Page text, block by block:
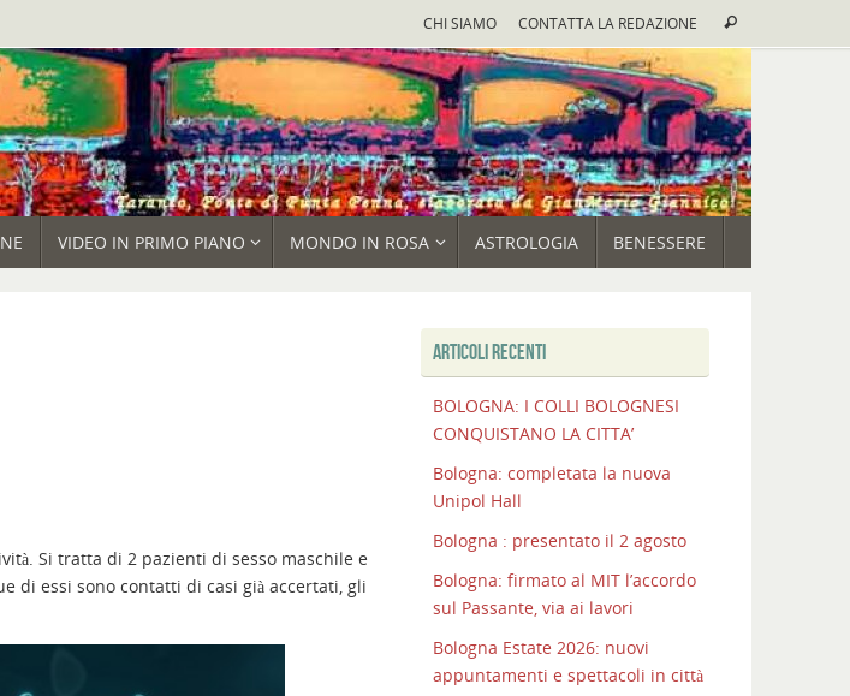
CHI SIAMO CONTATTA LA REDAZIONE Cerca
VIDEO IN PRIMO PIANO MONDO IN ROSA ASTROLOGIA BENESSERE
Si tratta di 2 pazienti di sesso maschile e
di essi sono contatti di casi già accertati, gli
ARTICOLI RECENTI
BOLOGNA: I COLLI BOLOGNESI
CONQUISTANO LA CITTA’
Bologna: completata la nuova
Unipol Hall
Bologna : presentato il 2 agosto
Bologna: firmato al MIT l’accordo
sul Passante, via ai lavori
Bologna Estate 2026: nuovi
appuntamenti e spettacoli in città